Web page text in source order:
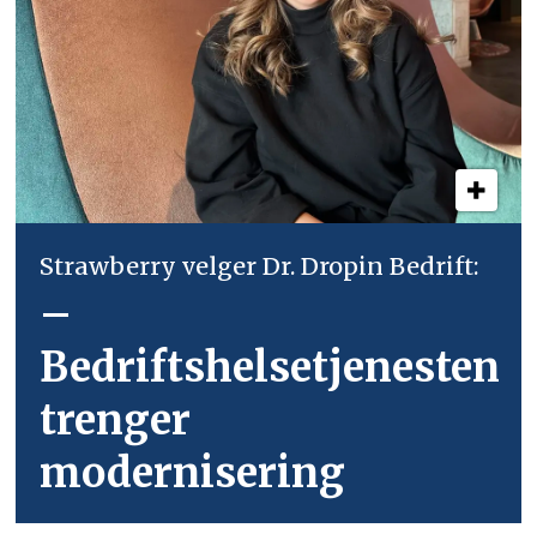
Strawberry velger Dr. Dropin Bedrift:
–
Bedriftshelsetjenesten
trenger
modernisering